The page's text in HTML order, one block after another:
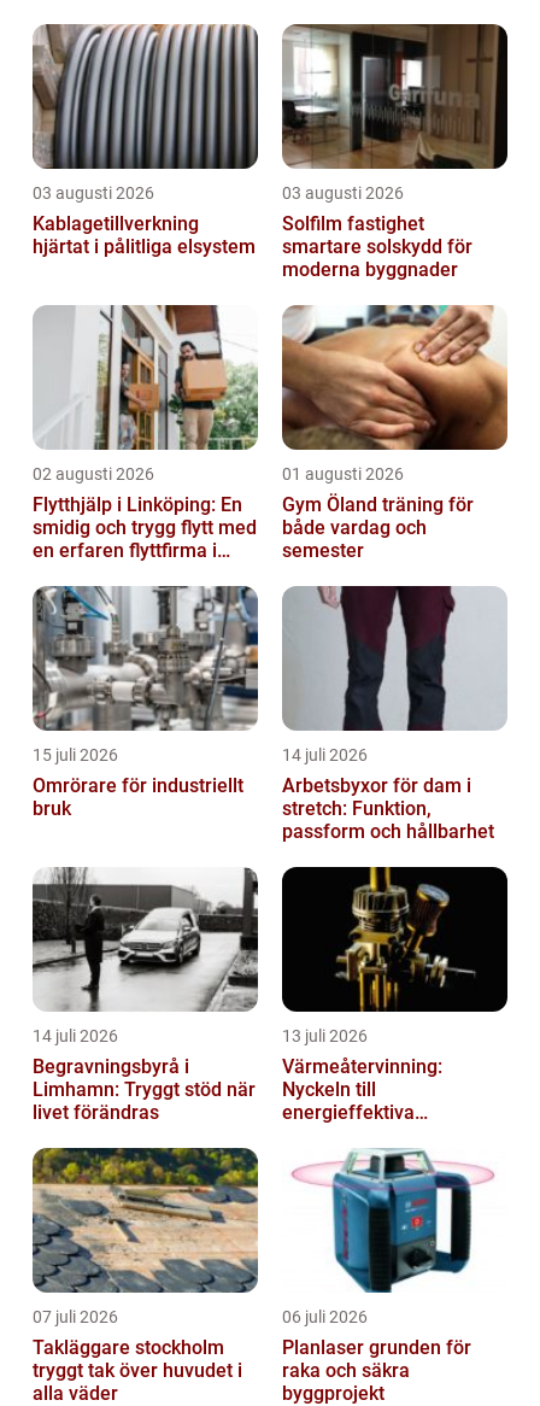
03 augusti 2026
Kablagetillverkning
hjärtat i pålitliga elsystem
03 augusti 2026
Solfilm fastighet
smartare solskydd för
moderna byggnader
02 augusti 2026
Flytthjälp i Linköping: En
smidig och trygg flytt med
en erfaren flyttfirma i
01 augusti 2026
Gym Öland träning för
både vardag och
semester
15 juli 2026
Omrörare för industriellt
bruk
14 juli 2026
Arbetsbyxor för dam i
stretch: Funktion,
passform och hållbarhet
14 juli 2026
Begravningsbyrå i
Limhamn: Tryggt stöd när
livet förändras
13 juli 2026
Värmeåtervinning:
Nyckeln till
energieffektiva
07 juli 2026
Takläggare stockholm
tryggt tak över huvudet i
alla väder
06 juli 2026
Planlaser grunden för
raka och säkra
byggprojekt